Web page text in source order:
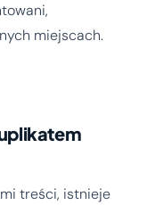
miejscach.
treści, istnieje